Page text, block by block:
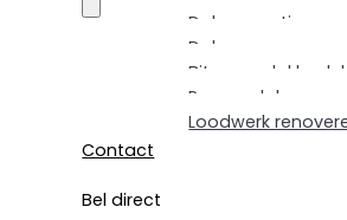
Dakrenovatie
Dakpannen
Bitumen
Pannendak
Loodwerk
Contact
Bel direct